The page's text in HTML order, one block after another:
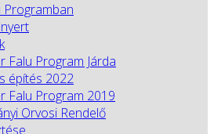
Programban
Falu Program Járda
építés 2022
Falu Program 2019
Orvosi Rendelő